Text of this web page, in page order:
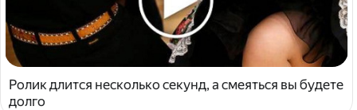
Ролик длится несколько секунд, а смеяться вы будете
долго